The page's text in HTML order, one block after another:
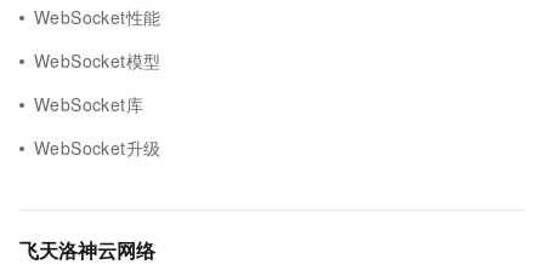
WebSocket性能
WebSocket模型
WebSocket库
WebSocket升级
飞天洛神云网络